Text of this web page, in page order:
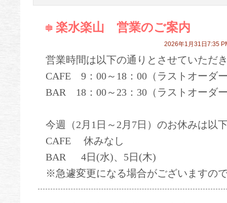
楽水楽山 営業のご案内
2026年1月31日7:35
営業時間は以下の通りとさせていただ
CAFE 9：00～18：00（ラストオーダ
BAR 18：00～23：30（ラストオーダ
今週（2月1日～2月7日）のお休みは以
CAFE 休みなし
BAR 4日(水)、5日(木)
※急遽変更になる場合がございますの